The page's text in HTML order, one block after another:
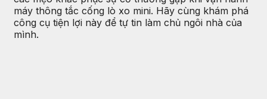
máy thông tắc cống lò xo mini. Hãy cùng khám phá
công cụ tiện lợi này để tự tin làm chủ ngôi nhà của
mình.